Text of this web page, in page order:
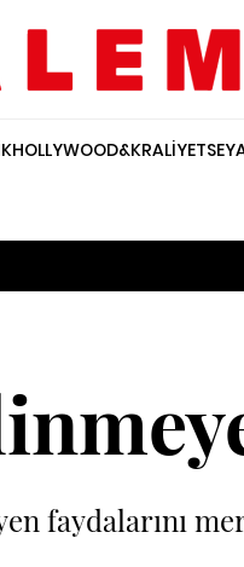
HOLLYWOOD&KRALİYET
faydalarını